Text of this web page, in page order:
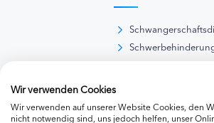
Wir verwenden Cookies
Wir verwenden auf unserer Website Cookies, den
nicht notwendig sind, uns jedoch helfen, unser